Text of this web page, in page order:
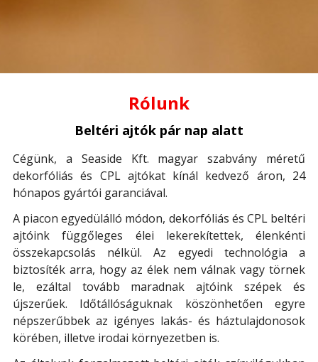
Rólunk
Beltéri ajtók pár nap alatt
Cégünk, a Seaside Kft. magyar szabvány méretű
dekorfóliás és CPL ajtókat kínál kedvező áron, 24
hónapos gyártói garanciával.
A piacon egyedülálló módon, dekorfóliás és CPL beltéri
ajtóink függőleges élei lekerekítettek, élenkénti
összekapcsolás nélkül. Az egyedi technológia a
biztosíték arra, hogy az élek nem válnak vagy törnek
le, ezáltal tovább maradnak ajtóink szépek és
újszerűek. Időtállóságuknak köszönhetően egyre
népszerűbbek az igényes lakás- és háztulajdonosok
körében, illetve irodai környezetben is.